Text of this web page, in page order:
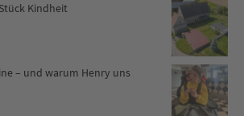
Kindheit
– und warum Henry uns